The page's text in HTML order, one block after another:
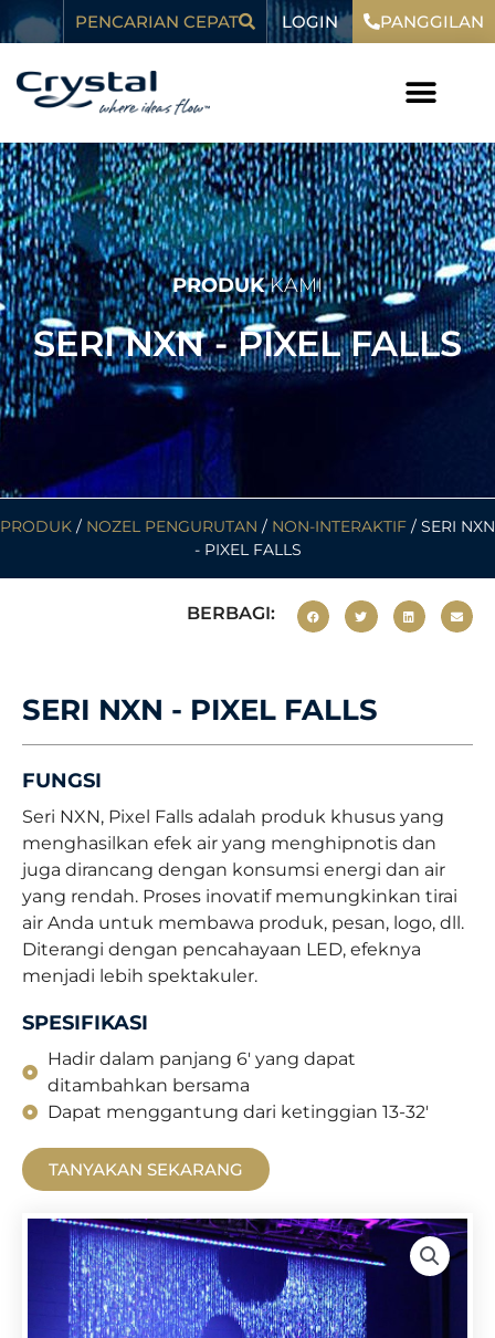
konten
ke
PENCARIAN CEPAT LOGIN PANGGILAN
PRODUKKAMI
SERI NXN - PIXEL FALLS
PRODUK / NOZEL PENGURUTAN / NON-INTERAKTIF / SERI NXN
- PIXEL FALLS
BERBAGI:
SERI NXN - PIXEL FALLS
FUNGSI
Seri NXN, Pixel Falls adalah produk khusus yang
menghasilkan efek air yang menghipnotis dan
juga dirancang dengan konsumsi energi dan air
yang rendah. Proses inovatif memungkinkan tirai
air Anda untuk membawa produk, pesan, logo, dll.
Diterangi dengan pencahayaan LED, efeknya
menjadi lebih spektakuler.
SPESIFIKASI
Hadir dalam panjang 6' yang dapat
ditambahkan bersama
Dapat menggantung dari ketinggian 13-32'
TANYAKAN SEKARANG